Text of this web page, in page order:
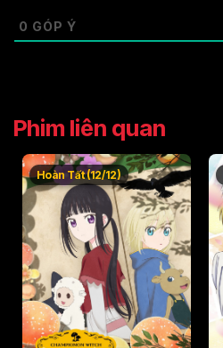
0 GÓP Ý
Phim liên quan
Hoàn Tất (12/12)